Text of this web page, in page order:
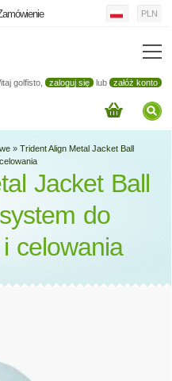
golfisto, zaloguj się lub załóż konto
PLN
» Trident Align Metal Jacket Ball
Jacket Ball
do
celowania